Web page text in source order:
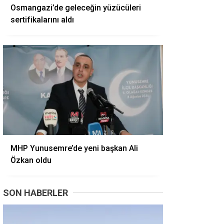
Osmangazi’de geleceğin yüzücüleri
sertifikalarını aldı
MHP Yunusemre’de yeni başkan Ali
Özkan oldu
SON HABERLER